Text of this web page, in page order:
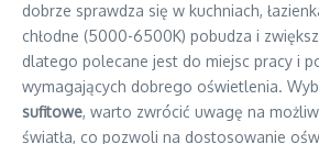
dobrze sprawdza się w kuchniach,
chłodne (5000-6500K) pobudza i
dlatego polecane jest do miejsc pracy i
wymagających dobrego oświetlenia.
sufitowe, warto zwrócić uwagę na
światła, co pozwoli na dostosowanie